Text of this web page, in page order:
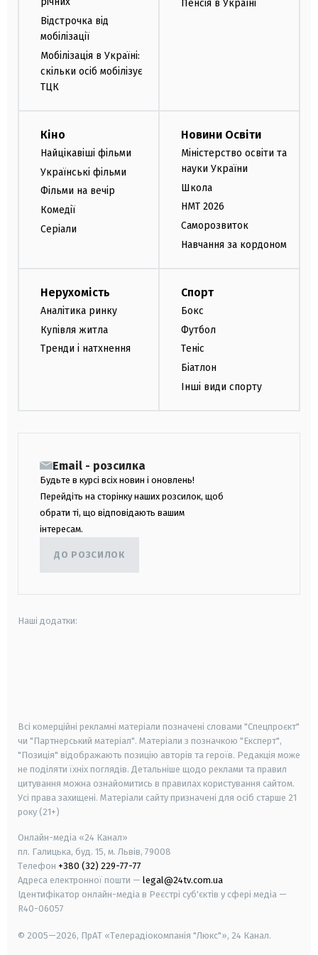
Відстрочка від
мобілізації
Мобілізація в Україні:
скільки осіб мобілізує
ТЦК
Пенсія в Україні
Кіно
Найцікавіші фільми
Українські фільми
Фільми на вечір
Комедії
Серіали
Новини Освіти
Міністерство освіти та
науки України
Школа
НМТ 2026
Саморозвиток
Навчання за кордоном
Нерухомість
Аналітика ринку
Купівля житла
Тренди і натхнення
Спорт
Бокс
Футбол
Теніс
Біатлон
Інші види спорту
Email - розсилка
Будьте в курсі всіх новин і оновлень!
Перейдіть на сторінку наших розсилок, щоб
обрати ті, що відповідають вашим
інтересам.
ДО РОЗСИЛОК
Наші додатки:
Всі комерційні рекламні матеріали позначені словами "Спецпроєкт"
чи "Партнерський матеріал". Матеріали з позначкою "Експерт",
"Позиція" відображають позицію авторів та героїв. Редакція може
не поділяти їхніх поглядів. Детальніше щодо реклами та правил
цитування можна ознайомитись в правилах користування сайтом.
Усі права захищені. Матеріали сайту призначені для осіб старше 21
року (21+)
Онлайн-медіа «24 Канал»
пл. Галицька, буд. 15, м. Львів, 79008
Телефон +380 (32) 229-77-77
Адреса електронної пошти — legal@24tv.com.ua
Ідентифікатор онлайн-медіа в Реєстрі суб'єктів у сфері медіа —
R40-06057
© 2005—2026, ПрАТ «Телерадіокомпанія "Люкс"», 24 Канал.